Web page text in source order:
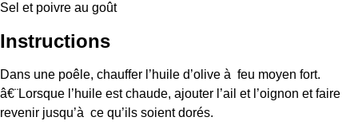
Sel et poivre au goût
Instructions
Dans une poêle, chauffer l’huile d’olive à feu moyen fort.
â€¨Lorsque l’huile est chaude, ajouter l’ail et l’oignon et faire
revenir jusqu’à ce qu’ils soient dorés.